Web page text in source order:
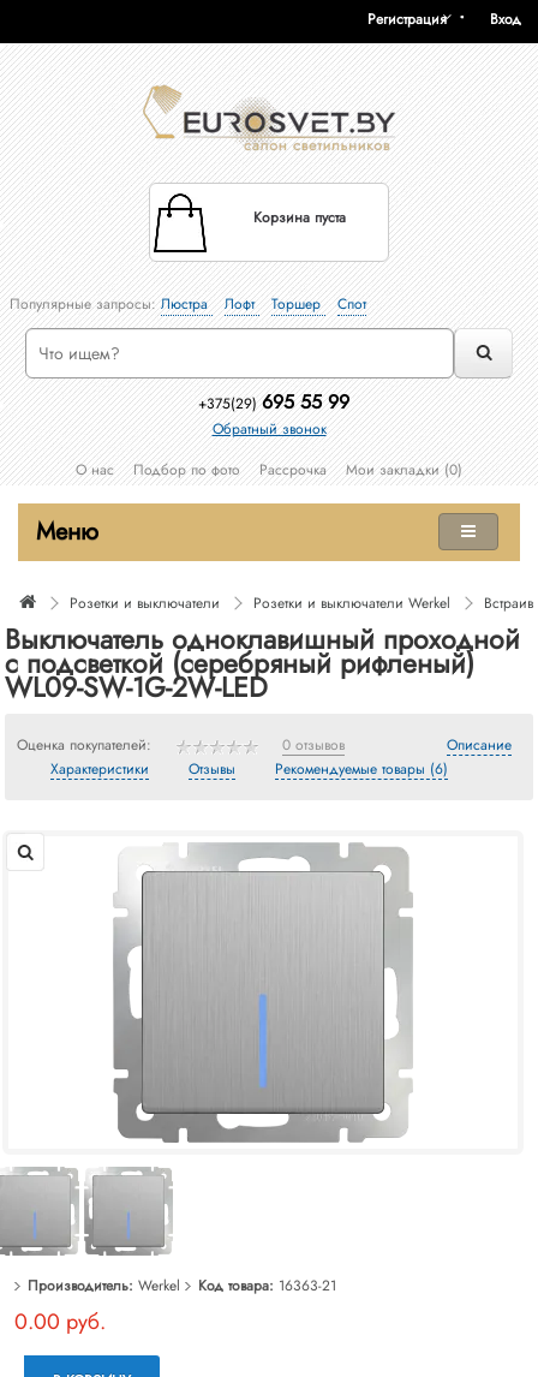
Вход
Регистрация
Корзина пуста
Популярные запросы:Люстра Лофт Торшер Спот
+375(29) 695 55 99
Обратный звонок
О нас
Подбор по фото Рассрочка Мои закладки (0)
Меню
Розетки и выключатели Розетки и выключатели Werkel
Выключатель одноклавишный проходной
с подсветкой (cеребряный рифленый)
WL09-SW-1G-2W-LED
Оценка покупателей: 0 отзывов
Описание
Характеристики
Отзывы Рекомендуемые товары (6)
Производитель: Werkel Код товара: 16363-21
0.00 руб.